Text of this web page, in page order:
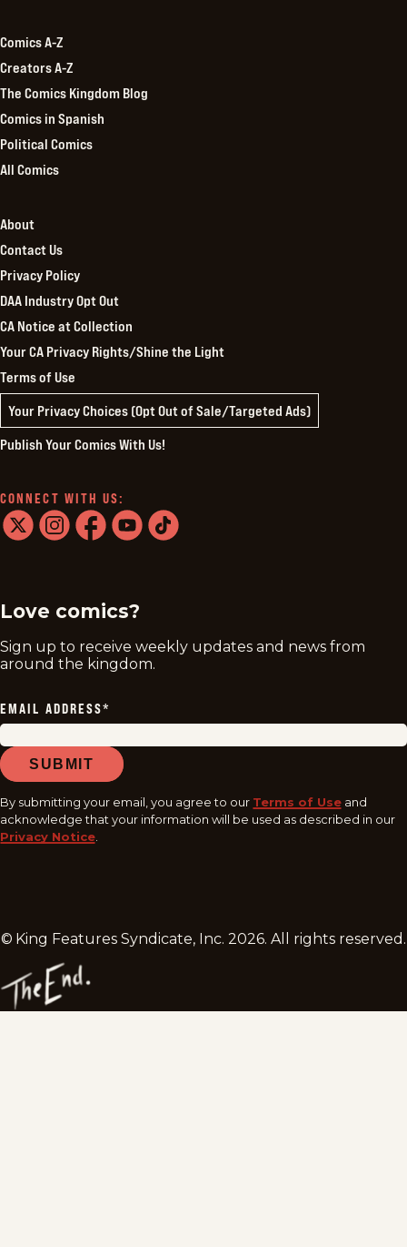
Comics A-Z
Creators A-Z
The Comics Kingdom Blog
Comics in Spanish
Political Comics
All Comics
About
Contact Us
Privacy Policy
DAA Industry Opt Out
CA Notice at Collection
Your CA Privacy Rights/Shine the Light
Terms of Use
Your Privacy Choices (Opt Out of Sale/Targeted Ads)
Publish Your Comics With Us!
CONNECT WITH US:
Love comics?
Sign up to receive weekly updates and news from
around the kingdom.
EMAIL ADDRESS*
SUBMIT
By submitting your email, you agree to our Terms of Use and
acknowledge that your information will be used as described in our
Privacy Notice.
© King Features Syndicate, Inc.2026. All rights reserved.